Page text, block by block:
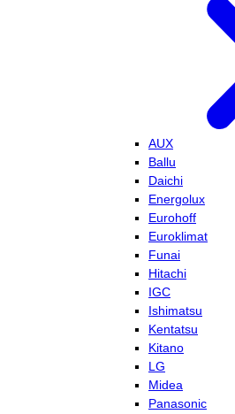
AUX
Ballu
Daichi
Energolux
Eurohoff
Euroklimat
Funai
Hitachi
IGC
Ishimatsu
Kentatsu
Kitano
LG
Midea
Panasonic